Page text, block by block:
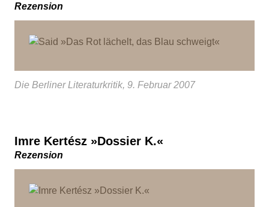
Rezension
Die Berliner Literaturkritik, 9. Februar 2007
Imre Kertész »Dossier K.«
Rezension